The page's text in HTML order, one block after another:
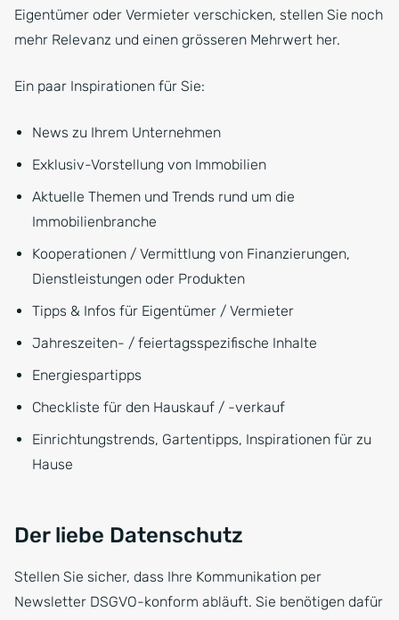
Eigentümer oder Vermieter verschicken, stellen Sie noch
mehr Relevanz und einen grösseren Mehrwert her.
Ein paar Inspirationen für Sie:
News zu Ihrem Unternehmen
Exklusiv-Vorstellung von Immobilien
Aktuelle Themen und Trends rund um die
Immobilienbranche
Kooperationen / Vermittlung von Finanzierungen,
Dienstleistungen oder Produkten
Tipps & Infos für Eigentümer / Vermieter
Jahreszeiten- / feiertagsspezifische Inhalte
Energiespartipps
Checkliste für den Hauskauf / -verkauf
Einrichtungstrends, Gartentipps, Inspirationen für zu
Hause
Der liebe Datenschutz
Stellen Sie sicher, dass Ihre Kommunikation per
Newsletter DSGVO-konform abläuft. Sie benötigen dafür